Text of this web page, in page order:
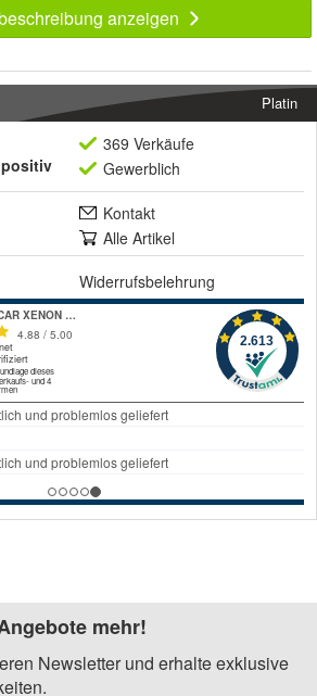
anzeigen
Platin
positiv
369 Verkäufe
Gewerblich
Kontakt
Alle Artikel
Widerrufsbelehrung
mehr!
Newsletter und erhalte exklusive